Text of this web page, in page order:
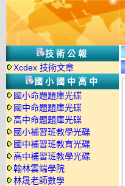
技術公報
Xcdex 技術文章
國小國中高中
國小命題題庫光碟
國中命題題庫光碟
高中命題題庫光碟
國小補習班教學光碟
國中補習班教育光碟
高中補習班教學光碟
翰林雲端學院
林晟老師數學